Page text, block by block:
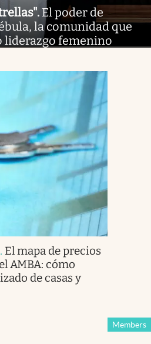
. El poder de
la comunidad que
liderazgo femenino
. El mapa de precios
AMBA: cómo
de casas y
Members